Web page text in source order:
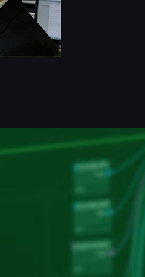
animointijärjestelmä
parantaa CS2:n visuaaleja?
Animgraph 2 on päällä
skins -kokemus
Animgraph 2:n kanssa
Animgraph 2:sta